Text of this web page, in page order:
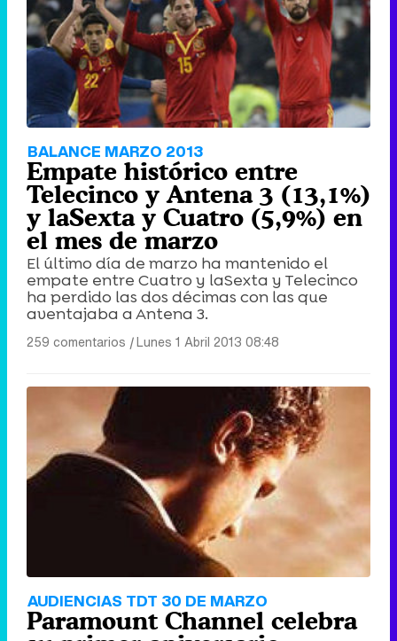
BALANCE MARZO 2013
Empate histórico entre
Telecinco y Antena 3 (13,1%)
y laSexta y Cuatro (5,9%) en
el mes de marzo
El último día de marzo ha mantenido el
empate entre Cuatro y laSexta y Telecinco
ha perdido las dos décimas con las que
aventajaba a Antena 3.
259 comentarios |Lunes 1 Abril 2013 08:48
AUDIENCIAS TDT 30 DE MARZO
Paramount Channel celebra